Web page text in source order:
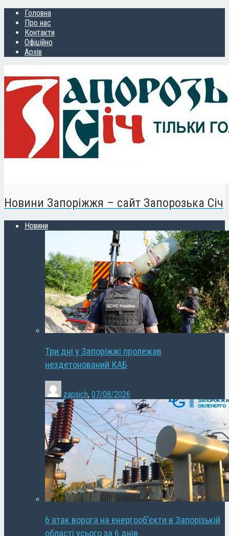
Головна
Про нас
Контакти
Офіційно
Архів
Новини Запоріжжя – сайт Запорозька Січ
Новини
Три дні у Запоріжжі пролежав
нездетонований КАБ
zapsich, 07/08/2026
6 атак ворога на енергооб’єкти в Запорізькій
області усього за 6 днів